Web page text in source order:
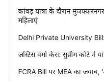
कांवड़ यात्रा के दौरान
महिलाएं
Delhi Private University Bill:
जस्टिस वर्मा केस: सुप्रीम कोर्ट ने
FCRA Bill पर MEA का जवाब,